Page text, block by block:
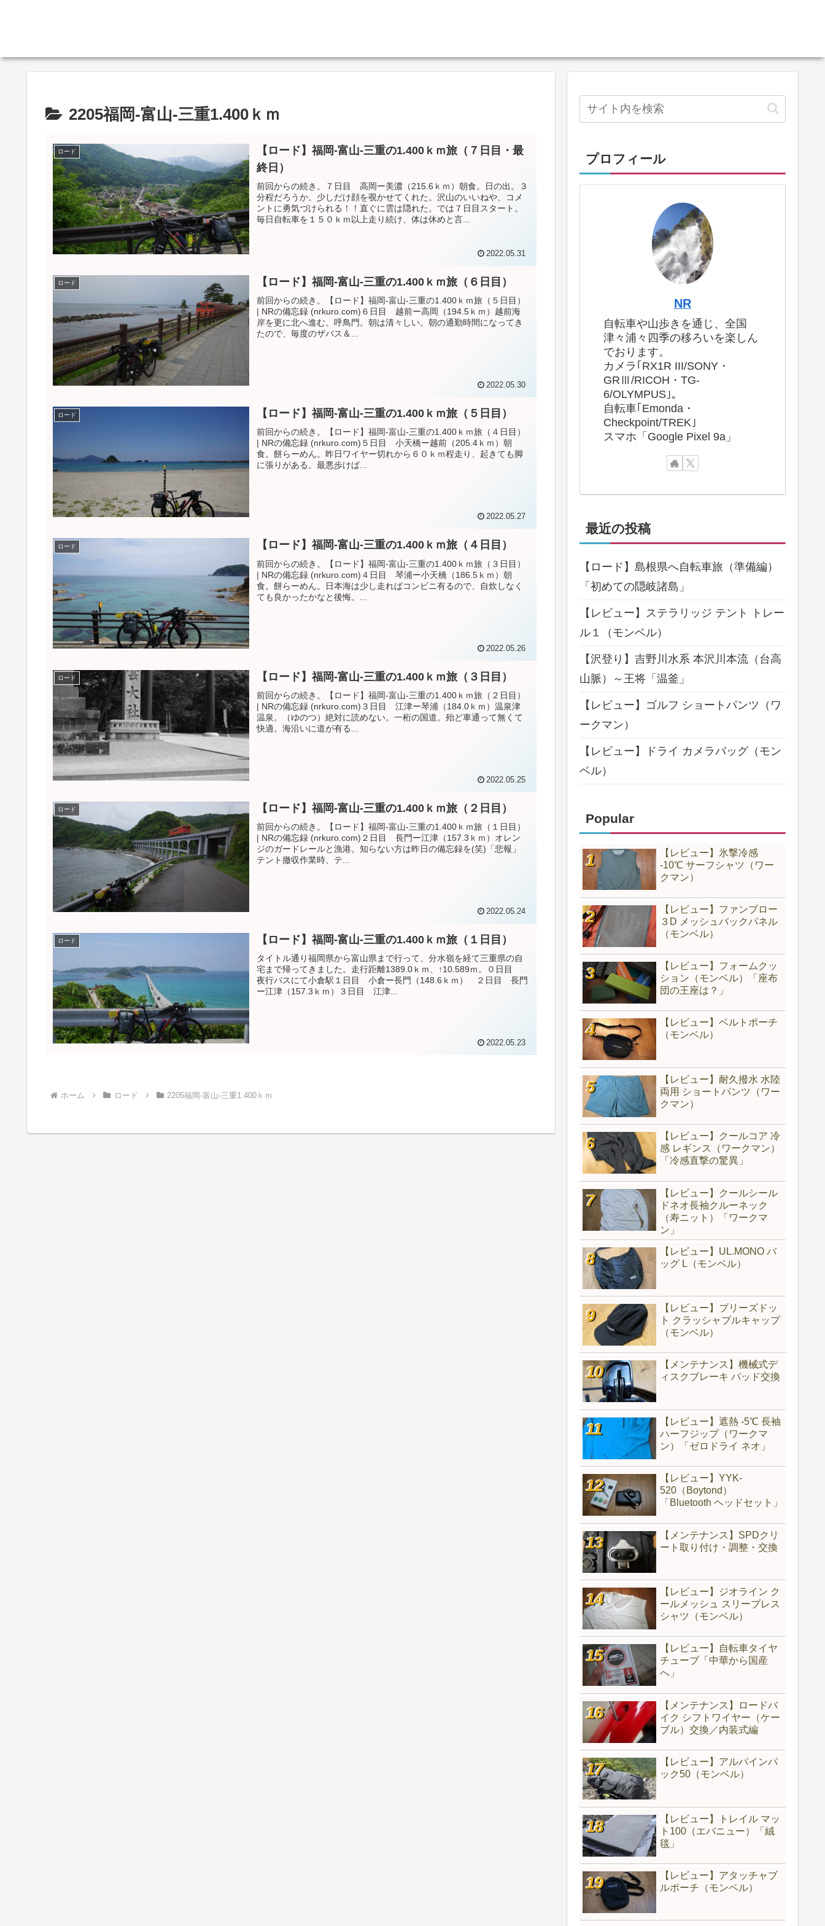
2205福岡-富山-三重1.400ｋｍ
ロード
【ロード】福岡-富山-三重の1.400ｋｍ旅（７日目・最
終日）
前回からの続き。７日目 高岡ー美濃（215.6ｋｍ）朝食。日の出。３
分程だろうか。少しだけ顔を覗かせてくれた。沢山のいいねや、コメ
ントに勇気づけられる！！直ぐに雲は隠れた。では７日目スタート。
毎日自転車を１５０ｋｍ以上走り続け、体は休めと言...
2022.05.31
ロード 【ロード】福岡-富山-三重の1.400ｋｍ旅（６日目）
前回からの続き。【ロード】福岡-富山-三重の1.400ｋｍ旅（５日目）
| NRの備忘録 (nrkuro.com)６日目 越前ー高岡（194.5ｋｍ）越前海
岸を更に北へ進む。呼鳥門。朝は清々しい。朝の通勤時間になってき
たので、毎度のザバス＆...
2022.05.30
ロード 【ロード】福岡-富山-三重の1.400ｋｍ旅（５日目）
前回からの続き。【ロード】福岡-富山-三重の1.400ｋｍ旅（４日目）
| NRの備忘録 (nrkuro.com)５日目 小天橋ー越前（205.4ｋｍ）朝
食。餅らーめん。昨日ワイヤー切れから６０ｋｍ程走り、起きても脚
に張りがある。最悪歩けば...
2022.05.27
ロード 【ロード】福岡-富山-三重の1.400ｋｍ旅（４日目）
前回からの続き。【ロード】福岡-富山-三重の1.400ｋｍ旅（３日目）
| NRの備忘録 (nrkuro.com)４日目 琴浦ー小天橋（186.5ｋｍ）朝
食。餅らーめん。日本海は少し走ればコンビニ有るので、自炊しなく
ても良かったかなと後悔。...
2022.05.26
ロード 【ロード】福岡-富山-三重の1.400ｋｍ旅（３日目）
前回からの続き。【ロード】福岡-富山-三重の1.400ｋｍ旅（２日目）
| NRの備忘録 (nrkuro.com)３日目 江津ー琴浦（184.0ｋｍ）温泉津
温泉。（ゆのつ）絶対に読めない。一桁の国道。殆ど車通って無くて
快適。海沿いに道が有る...
2022.05.25
ロード 【ロード】福岡-富山-三重の1.400ｋｍ旅（２日目）
前回からの続き。【ロード】福岡-富山-三重の1.400ｋｍ旅（１日目）
| NRの備忘録 (nrkuro.com)２日目 長門ー江津（157.3ｋｍ）オレン
ジのガードレールと漁港。知らない方は昨日の備忘録を(笑)「悲報」
テント撤収作業時、テ...
2022.05.24
ロード 【ロード】福岡-富山-三重の1.400ｋｍ旅（１日目）
タイトル通り福岡県から富山県まで行って、分水嶺を経て三重県の自
宅まで帰ってきました。走行距離1389.0ｋｍ、↑10.589ｍ。０日目
夜行バスにて小倉駅１日目 小倉ー長門（148.6ｋｍ） ２日目 長門
ー江津（157.3ｋｍ）３日目 江津...
2022.05.23
ホーム ロード 2205福岡-富山-三重1.400ｋｍ
プロフィール
NR
自転車や山歩きを通じ、全国
津々浦々四季の移ろいを楽しん
でおります。
カメラ｢RX1R III/SONY・
GRⅢ/RICOH・TG-
6/OLYMPUS｣。
自転車｢Emonda・
Checkpoint/TREK｣
スマホ「Google Pixel 9a」
最近の投稿
【ロード】島根県へ自転車旅（準備編）
「初めての隠岐諸島」
【レビュー】ステラリッジ テント トレー
ル１（モンベル）
【沢登り】吉野川水系 本沢川本流（台高
山脈）～王将「温釜」
【レビュー】ゴルフ ショートパンツ（ワ
ークマン）
【レビュー】ドライ カメラバッグ（モン
ベル）
Popular
【レビュー】氷撃冷感
-10℃ サーフシャツ（ワー
クマン）
【レビュー】ファンブロー
３D メッシュバックパネル
（モンベル）
【レビュー】フォームクッ
ション（モンベル）「座布
団の王座は？」
【レビュー】ベルトポーチ
（モンベル）
【レビュー】耐久撥水 水陸
両用 ショートパンツ（ワー
クマン）
【レビュー】クールコア 冷
感 レギンス（ワークマン）
「冷感直撃の驚異」
【レビュー】クールシール
ドネオ長袖クルーネック
（寿ニット）「ワークマ
ン」
【レビュー】UL.MONO バ
ッグ L（モンベル）
【レビュー】ブリーズドッ
ト クラッシャブルキャップ
（モンベル）
【メンテナンス】機械式デ
ィスクブレーキ パッド交換
【レビュー】遮熱 -5℃ 長袖
ハーフジップ（ワークマ
ン）「ゼロドライ ネオ」
【レビュー】YYK-
520（‎Boytond）
「Bluetooth ヘッドセット」
【メンテナンス】SPDクリ
ート取り付け・調整・交換
【レビュー】ジオライン ク
ールメッシュ スリーブレス
シャツ（モンベル）
【レビュー】自転車タイヤ
チューブ「中華から国産
へ」
【メンテナンス】ロードバ
イク シフトワイヤー（ケー
ブル）交換／内装式編
【レビュー】アルパインパ
ック50（モンベル）
【レビュー】トレイル マッ
ト100（エバニュー）「絨
毯」
【レビュー】アタッチャブ
ルポーチ（モンベル）